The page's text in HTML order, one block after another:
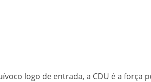
logo de entrada, a CDU é a força